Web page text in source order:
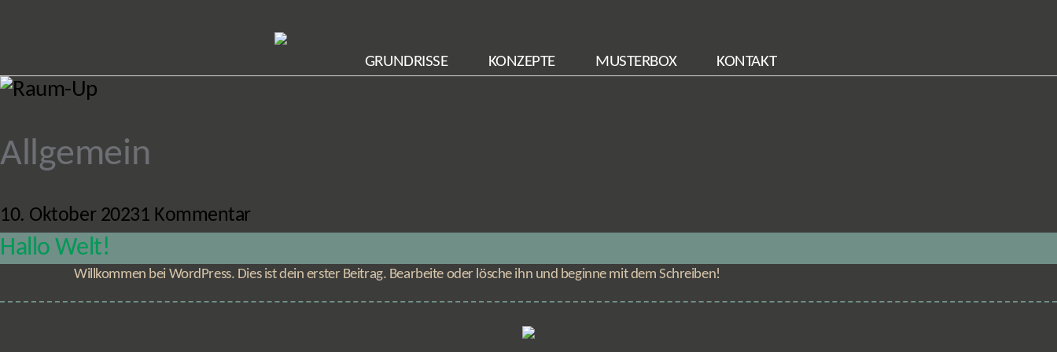
GRUNDRISSE KONZEPTE MUSTERBOX KONTAKT
Allgemein
Kategorien
Veröffentlichungsdatum
10. Oktober 20231 Kommentarzu
Welt!
Hallo Welt!
Willkommen bei WordPress. Dies ist dein erster Beitrag. Bearbeite oder lösche ihn und beginne mit dem Schreiben!